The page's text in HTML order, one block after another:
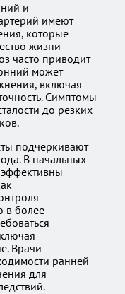
и
имеют
которые
жизни
часто приводит
может
включая
Симптомы
до резких
подчеркивают
В начальных
эффективны
в более
Врачи
ранней
для